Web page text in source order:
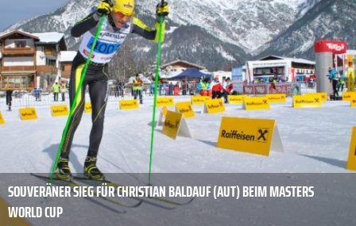
SOUVERÄNER SIEG FÜR CHRISTIAN BALDAUF (AUT) BEIM MASTERS
WORLD CUP